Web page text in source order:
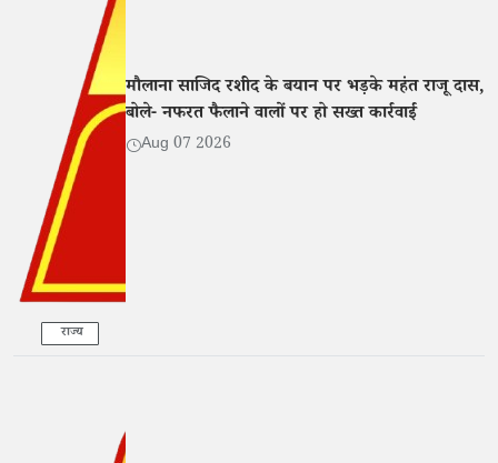
राज्य
मौलाना साजिद रशीद के बयान पर भड़के महंत राजू दास,
बोले- नफरत फैलाने वालों पर हो सख्त कार्रवाई
Aug 07 2026